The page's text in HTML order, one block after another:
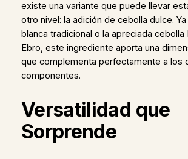
existe una variante que puede llevar
otro nivel: la adición de cebolla dulce.
blanca tradicional o la apreciada cebolla
Ebro, este ingrediente aporta una
que complementa perfectamente a los
componentes.
Versatilidad que
Sorprende